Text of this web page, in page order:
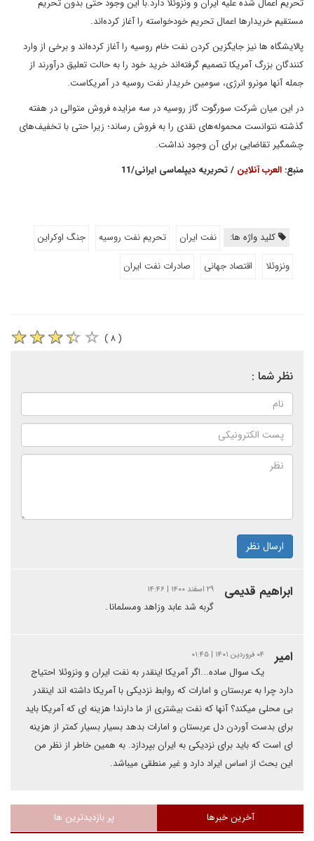
مستقیم خریدارها اعمال تحریم خودخواسته را آغاز کرده‌اند.
پالایشگاه ها نیز جایگزین کردن نفت خام روسیه را آغاز کرده‌اند و برخی از وارد
کنندگان بزرگ آمریکا تصمیم گرفته‌اند خرید خود را به حالت تعلیق درآورند از
جمله آنها مونرو انرژی، سومین خریدار نفت روسیه در آمریکاست.
در این میان شرکت سورگوت گاز روسیه در سه مزایده فروش متوالی در هفته
گذشته نتوانست محموله‌های نقدی را به فروش رساند؛ زیرا حتی با تخفیف‌های
چشمگیر تقاضایی برای آن وجود نداشت.
منبع: العرب آنلاین / تحریریه دیپلماسی ایرانی/11
کلید واژه ها: نفت ایران تحریم نفت روسیه
جنگ اوکراین
ونزوئلا
اقتصاد جهانی صادرات نفت ایران
( ۸ )
نظر شما :
ارسال نظر
ابراهیم قدیمی ۲۹ اسفند ۱۴۰۰ | ۱۴:۴۶
گربه شد عابد وزاهد ومسلمانا۔
امیر ۰۴ فروردین ۱۴۰۱ | ۰۱:۴۵
یک سوال ساده...اگر آمریکا اینقدر به نفت ایران و ونزوئلا احتیاج
دارد چرا به عربستان و امارات که روابط نزدیکی با آمریکا داشته اند اینقدر
بی محلی میکند؟ آنها که نفت بیشتری از ما دارند! هزینه ای که آمریکا باید
برای بدست آوردن دل عربستان و امارات بدهد بسیار بسیار کمتر از هزینه
ای است که باید برای نزدیکی به ایران بپردازد. به همین خاطر از نظر من
این بحث از اساس ایراد دارد و غیر منطقی میباشد.
آخرین خبرها پر بازدیدترین ها